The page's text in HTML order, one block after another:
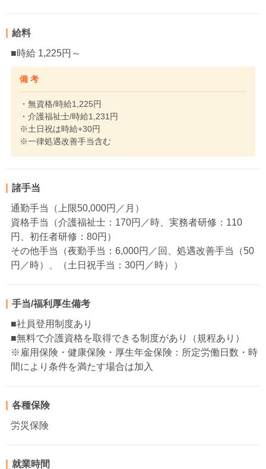
給料
■時給 1,225円～
備 考
・無資格/時給1,225円
・介護福祉士/時給1,231円
※土日祝は時給+30円
※一律処遇改善手当含む
諸手当
通勤手当（上限50,000円／月）
資格手当（介護福祉士：170円／時、実務者研修：110
円、初任者研修：80円）
その他手当（夜勤手当：6,000円／回、処遇改善手当（50
円／時）、（土日祝手当：30円／時））
手当/福利厚生備考
■社員登用制度あり
■無料で介護資格を取得できる制度があり（規程あり）
※雇用保険・健康保険・厚生年金保険：所定労働日数・時
間により条件を満たす場合は加入
各種保険
労災保険
就業時間